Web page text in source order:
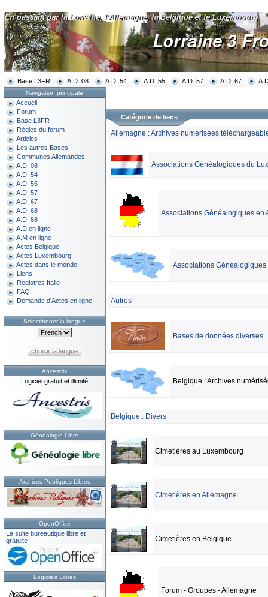
Base L3FR A.D. 08 A.D. 54 A.D. 55 A.D. 57 A.D. 67
Navigation principale
Accueil
Forum
Base L3FR
Règles du forum
Articles
Les autres Bases
Communes Allemandes
A.D. 08
A.D. 54
A.D. 55
A.D. 57
A.D. 67
A.D. 68
A.D. 88
A.D en ligne
A.M en ligne
Actes Belgique
Actes Luxembourg
Actes dans le monde
Liens
Registres Italie
FAQ
Demande d'Actes en ligne
Sélectionner la langue
choisir la langue
Ancestris
Logiciel gratuit et illimité
Généalogie Libre
Archives Publiques Libres
OpenOffice
La suite bureautique libre et
gratuite
Logiciels Libres
Catégorie de liens
Allemagne : Archives numérisées
Associations Généalogiques du
Associations Généalogiques en
Associations
Autres
Bases de données diverses
Belgique : Archives
Belgique : Divers
Cimetières au Luxembourg
Cimetières en Allemagne
Cimetières en Belgique
Forum - Groupes - Allemagne